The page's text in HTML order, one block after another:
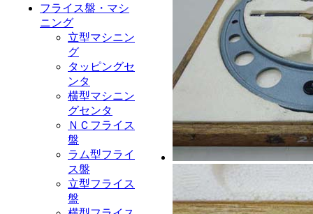
フライス盤・マシ
ニング
立型マシニン
グ
タッピングセ
ンタ
横型マシニン
グセンタ
ＮＣフライス
盤
ラム型フライ
ス盤
立型フライス
盤